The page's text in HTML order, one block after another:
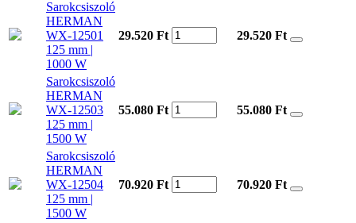
Sarokcsiszoló
HERMAN
WX-12501
125 mm |
1000 W
29.520 Ft 29.520 Ft
Sarokcsiszoló
HERMAN
WX-12503
125 mm |
1500 W
55.080 Ft 55.080 Ft
Sarokcsiszoló
HERMAN
WX-12504
125 mm |
1500 W
70.920 Ft 70.920 Ft